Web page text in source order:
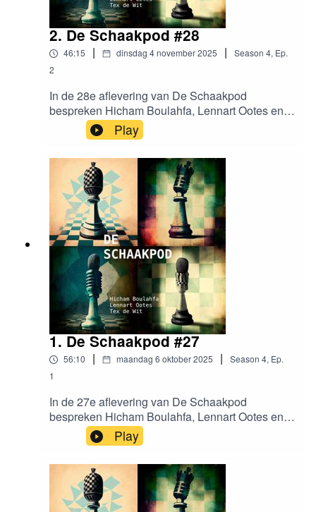
2. De Schaakpod #28
46:15 | dinsdag 4 november 2025 | Season 4, Ep.
2
In de 28e aflevering van De Schaakpod
bespreken Hicham Boulahfa, Lennart Ootes en
Tex de Wit de 3e ronde van de KNSB competitie.
Hicham werd bestreden met zijn eigen wapen.
Tex mag 30 seconden lang gratis winkelen
Lennart was in Saint Louis tijdens een roerige
maand. En kan je zomaar de FIDE Meester titel
krijgen?
Play
1. De Schaakpod #27
56:10 | maandag 6 oktober 2025 | Season 4, Ep.
1
In de 27e aflevering van De Schaakpod
bespreken Hicham Boulahfa, Lennart Ootes en
Tex de Wit de eerste twee ronden van de KNSB
competitie. Hoe zijn de mannen de zomer
doorgekomen? Tex speelde zijn eerste
thuiswedstrijd in een nieuwe speelzaal. Hicham
heeft uitgezocht waarom Hikaru Nakamura het
kleinschalige kampioenschap van Iowa speelde.
Play